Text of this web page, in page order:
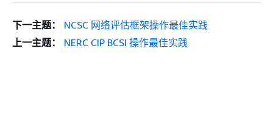
数
据
护
络传
输的
数据
下一主题：
NCSC 网络评估框架操作最佳实践
上一主题：
NERC CIP BCSI 操作最佳实践